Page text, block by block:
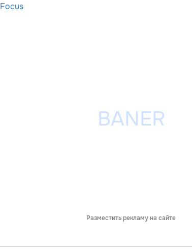
Focus
Разместить рекламу на сайте